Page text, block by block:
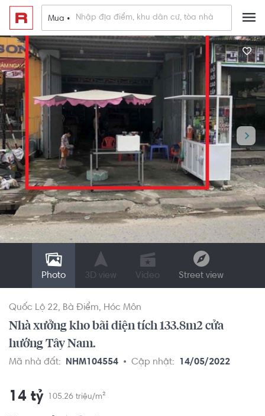
Mua •
Photo 3D view Video Street view
Quốc Lộ 22 Bà Điểm Hóc Môn
Nhà xưởng kho bãi diện tích 133.8m2 cửa
hướng Tây Nam.
Mã nhà đất: NHM104554 Cập nhật: 14/05/2022
14 tỷ 105.26 triệu/m²